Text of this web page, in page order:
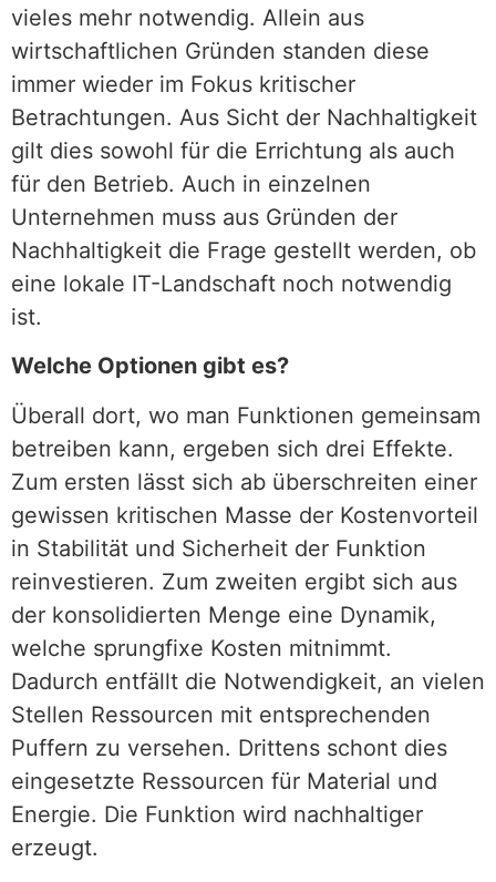
vieles mehr notwendig. Allein aus
wirtschaftlichen Gründen standen diese
immer wieder im Fokus kritischer
Betrachtungen. Aus Sicht der Nachhaltigkeit
gilt dies sowohl für die Errichtung als auch
für den Betrieb. Auch in einzelnen
Unternehmen muss aus Gründen der
Nachhaltigkeit die Frage gestellt werden, ob
eine lokale IT-Landschaft noch notwendig
ist.
Welche Optionen gibt es?
Überall dort, wo man Funktionen gemeinsam
betreiben kann, ergeben sich drei Effekte.
Zum ersten lässt sich ab überschreiten einer
gewissen kritischen Masse der Kostenvorteil
in Stabilität und Sicherheit der Funktion
reinvestieren. Zum zweiten ergibt sich aus
der konsolidierten Menge eine Dynamik,
welche sprungfixe Kosten mitnimmt.
Dadurch entfällt die Notwendigkeit, an vielen
Stellen Ressourcen mit entsprechenden
Puffern zu versehen. Drittens schont dies
eingesetzte Ressourcen für Material und
Energie. Die Funktion wird nachhaltiger
erzeugt.